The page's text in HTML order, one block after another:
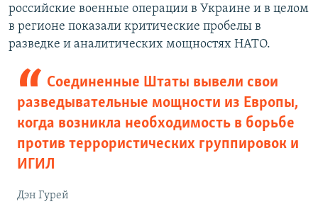
российские военные операции в Украине и в целом
в регионе показали критические пробелы в
разведке и аналитических мощностях НАТО.
Соединенные Штаты вывели свои
разведывательные мощности из Европы,
когда возникла необходимость в борьбе
против террористических группировок и
ИГИЛ
Дэн Гурей